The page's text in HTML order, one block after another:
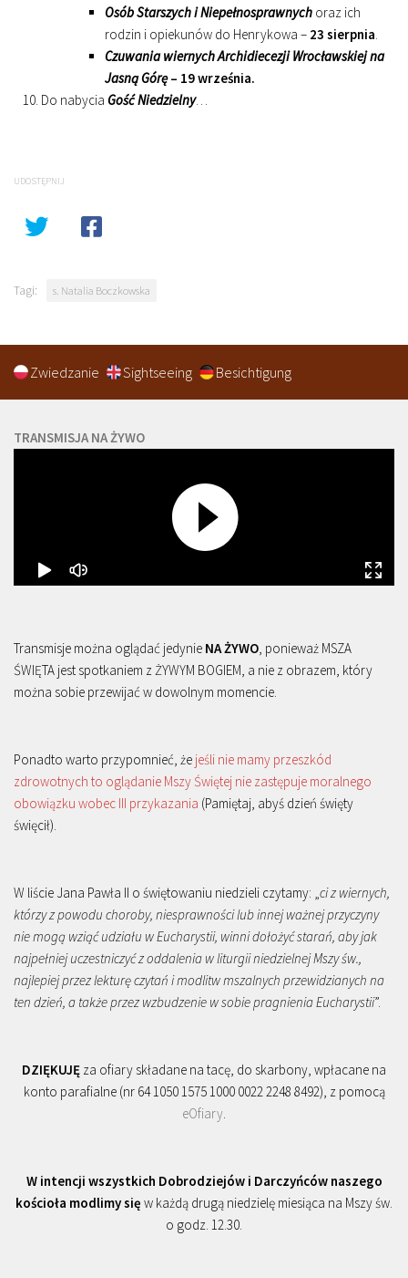
Osób Starszych i Niepełnosprawnych oraz ich
rodzin i opiekunów do Henrykowa – 23 sierpnia.
Czuwania wiernych Archidiecezji Wrocławskiej na
Jasną Górę– 19 września.
Do nabycia Gość Niedzielny…
UDOSTĘPNIJ
Tagi: s. Natalia Boczkowska
Zwiedzanie Sightseeing Besichtigung
TRANSMISJA NA ŻYWO
Transmisje można oglądać jedynie NA ŻYWO, ponieważ MSZA
ŚWIĘTA jest spotkaniem z ŻYWYM BOGIEM, a nie z obrazem, który
można sobie przewijać w dowolnym momencie.
Ponadto warto przypomnieć, że jeśli nie mamy przeszkód
zdrowotnych to oglądanie Mszy Świętej nie zastępuje moralnego
obowiązku wobec III przykazania (Pamiętaj, abyś dzień święty
święcił).
W liście Jana Pawła II o świętowaniu niedzieli czytamy: „ci z wiernych,
którzy z powodu choroby, niesprawności lub innej ważnej przyczyny
nie mogą wziąć udziału w Eucharystii, winni dołożyć starań, aby jak
najpełniej uczestniczyć z oddalenia w liturgii niedzielnej Mszy św.,
najlepiej przez lekturę czytań i modlitw mszalnych przewidzianych na
ten dzień, a także przez wzbudzenie w sobie pragnienia Eucharystii”.
DZIĘKUJĘ za ofiary składane na tacę, do skarbony, wpłacane na
konto parafialne (nr 64 1050 1575 1000 0022 2248 8492), z pomocą
eOfiary.
W intencji wszystkich Dobrodziejów i Darczyńców naszego
kościoła modlimy się w każdą drugą niedzielę miesiąca na Mszy św.
o godz. 12.30.